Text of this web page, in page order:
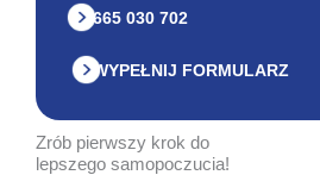
665 030 702
WYPEŁNIJ FORMULARZ
Zrób pierwszy krok do
lepszego samopoczucia!